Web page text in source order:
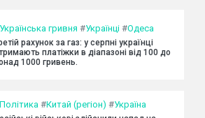
Українська гривня #Українці #Одеса
рахунок за газ: у серпні українці
платіжки в діапазоні від 100 до
1000 гривень.
Політика #Китай (регіон) #Україна